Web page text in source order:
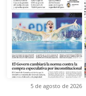
5 de agosto de 2026